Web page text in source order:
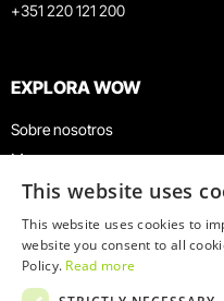
+351 220 121 200
EXPLORA WOW
Sobre nosotros
Museos
Agenda
Noticias
Restaurantes
Tarjeta WOW
This website uses
This website uses cookies to
website you consent to all
Policy. Read more